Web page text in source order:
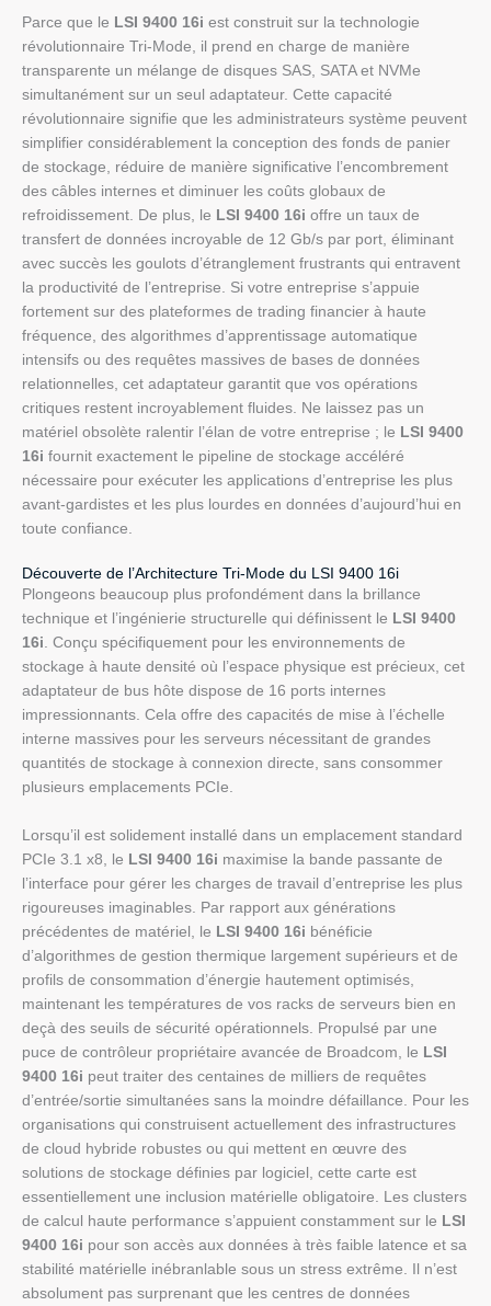
Parce que le LSI 9400 16i est construit sur la technologie
révolutionnaire Tri-Mode, il prend en charge de manière
transparente un mélange de disques SAS, SATA et NVMe
simultanément sur un seul adaptateur. Cette capacité
révolutionnaire signifie que les administrateurs système peuvent
simplifier considérablement la conception des fonds de panier
de stockage, réduire de manière significative l’encombrement
des câbles internes et diminuer les coûts globaux de
refroidissement. De plus, le LSI 9400 16i offre un taux de
transfert de données incroyable de 12 Gb/s par port, éliminant
avec succès les goulots d’étranglement frustrants qui entravent
la productivité de l’entreprise. Si votre entreprise s’appuie
fortement sur des plateformes de trading financier à haute
fréquence, des algorithmes d’apprentissage automatique
intensifs ou des requêtes massives de bases de données
relationnelles, cet adaptateur garantit que vos opérations
critiques restent incroyablement fluides. Ne laissez pas un
matériel obsolète ralentir l’élan de votre entreprise ; le LSI 9400
16i fournit exactement le pipeline de stockage accéléré
nécessaire pour exécuter les applications d’entreprise les plus
avant-gardistes et les plus lourdes en données d’aujourd’hui en
toute confiance.
Découverte de l’Architecture Tri-Mode du LSI 9400 16i
Plongeons beaucoup plus profondément dans la brillance
technique et l’ingénierie structurelle qui définissent le LSI 9400
16i. Conçu spécifiquement pour les environnements de
stockage à haute densité où l’espace physique est précieux, cet
adaptateur de bus hôte dispose de 16 ports internes
impressionnants. Cela offre des capacités de mise à l’échelle
interne massives pour les serveurs nécessitant de grandes
quantités de stockage à connexion directe, sans consommer
plusieurs emplacements PCIe.
Lorsqu’il est solidement installé dans un emplacement standard
PCIe 3.1 x8, le LSI 9400 16i maximise la bande passante de
l’interface pour gérer les charges de travail d’entreprise les plus
rigoureuses imaginables. Par rapport aux générations
précédentes de matériel, le LSI 9400 16i bénéficie
d’algorithmes de gestion thermique largement supérieurs et de
profils de consommation d’énergie hautement optimisés,
maintenant les températures de vos racks de serveurs bien en
deçà des seuils de sécurité opérationnels. Propulsé par une
puce de contrôleur propriétaire avancée de Broadcom, le LSI
9400 16i peut traiter des centaines de milliers de requêtes
d’entrée/sortie simultanées sans la moindre défaillance. Pour les
organisations qui construisent actuellement des infrastructures
de cloud hybride robustes ou qui mettent en œuvre des
solutions de stockage définies par logiciel, cette carte est
essentiellement une inclusion matérielle obligatoire. Les clusters
de calcul haute performance s’appuient constamment sur le LSI
9400 16i pour son accès aux données à très faible latence et sa
stabilité matérielle inébranlable sous un stress extrême. Il n’est
absolument pas surprenant que les centres de données